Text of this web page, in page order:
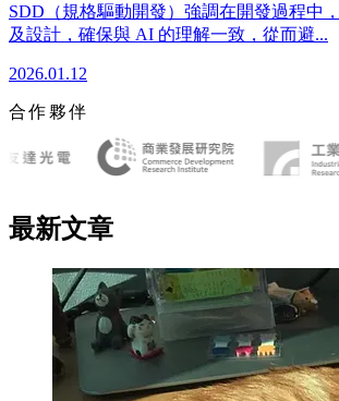
SDD（規格驅動開發）強調在開發過程中
及設計，確保與 AI 的理解一致，從而避...
2026.01.12
合作夥伴
最新文章